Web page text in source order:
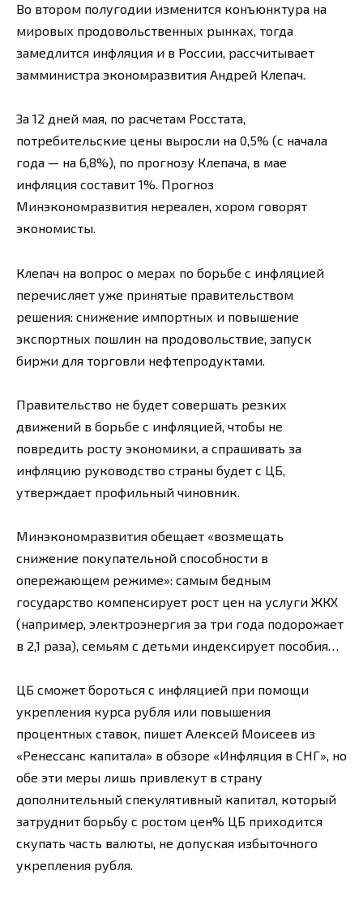
Во втором полугодии изменится конъюнктура на
мировых продовольственных рынках, тогда
замедлится инфляция и в России, рассчитывает
замминистра экономразвития Андрей Клепач.
За 12 дней мая, по расчетам Росстата,
потребительские цены выросли на 0,5% (с начала
года — на 6,8%), по прогнозу Клепача, в мае
инфляция составит 1%. Прогноз
Минэкономразвития нереален, хором говорят
экономисты.
Клепач на вопрос о мерах по борьбе с инфляцией
перечисляет уже принятые правительством
решения: снижение импортных и повышение
экспортных пошлин на продовольствие, запуск
биржи для торговли нефтепродуктами.
Правительство не будет совершать резких
движений в борьбе с инфляцией, чтобы не
повредить росту экономики, а спрашивать за
инфляцию руководство страны будет с ЦБ,
утверждает профильный чиновник.
Минэкономразвития обещает «возмещать
снижение покупательной способности в
опережающем режиме»: самым бедным
государство компенсирует рост цен на услуги ЖКХ
(например, электроэнергия за три года подорожает
в 2,1 раза), семьям с детьми индексирует пособия…
ЦБ сможет бороться с инфляцией при помощи
укрепления курса рубля или повышения
процентных ставок, пишет Алексей Моисеев из
«Ренессанс капитала» в обзоре «Инфляция в СНГ», но
обе эти меры лишь привлекут в страну
дополнительный спекулятивный капитал, который
затруднит борьбу с ростом цен% ЦБ приходится
скупать часть валюты, не допуская избыточного
укрепления рубля.